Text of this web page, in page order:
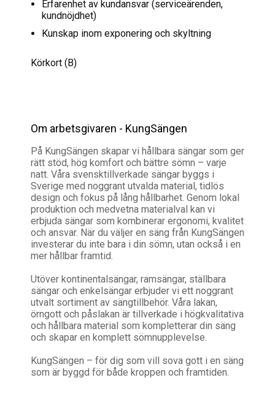
Erfarenhet av kundansvar (serviceärenden,
kundnöjdhet)
Kunskap inom exponering och skyltning
Körkort (B)
Om arbetsgivaren - KungSängen
På KungSängen skapar vi hållbara sängar som ger
rätt stöd, hög komfort och bättre sömn – varje
natt. Våra svensktillverkade sängar byggs i
Sverige med noggrant utvalda material, tidlös
design och fokus på lång hållbarhet. Genom lokal
produktion och medvetna materialval kan vi
erbjuda sängar som kombinerar ergonomi, kvalitet
och ansvar. När du väljer en säng från KungSängen
investerar du inte bara i din sömn, utan också i en
mer hållbar framtid.
Utöver kontinentalsängar, ramsängar, ställbara
sängar och enkelsängar erbjuder vi ett noggrant
utvalt sortiment av sängtillbehör. Våra lakan,
örngott och påslakan är tillverkade i högkvalitativa
och hållbara material som kompletterar din säng
och skapar en komplett sömnupplevelse.
KungSängen – för dig som vill sova gott i en säng
som är byggd för både kroppen och framtiden.